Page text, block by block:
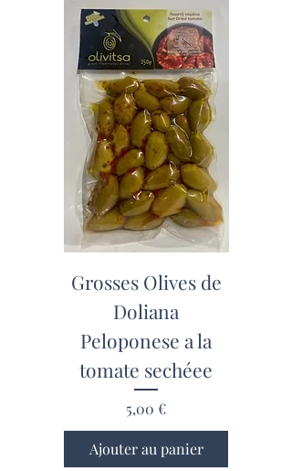
Grosses Olives de
Doliana
Peloponese a la
tomate sechéee
Prix
5,00 €
Ajouter au panier